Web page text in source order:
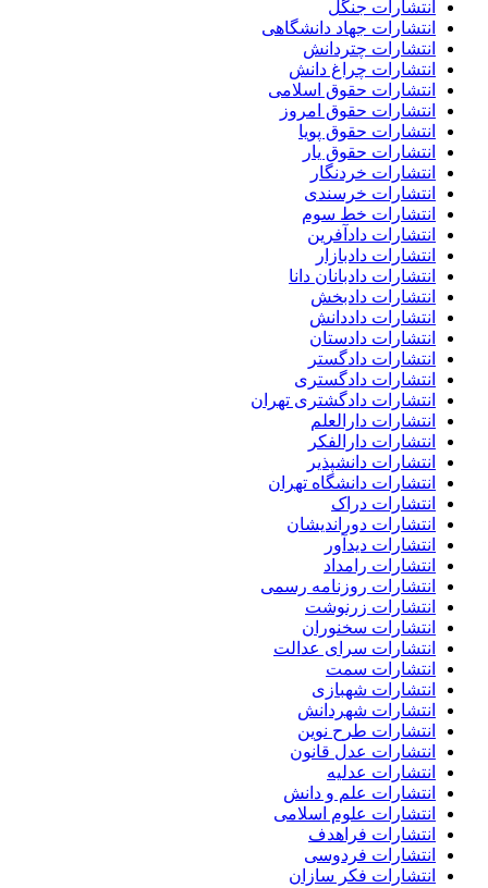
انتشارات جنگل
انتشارات جهاد دانشگاهی
انتشارات چتردانش
انتشارات چراغ دانش
انتشارات حقوق اسلامی
انتشارات حقوق امروز
انتشارات حقوق پویا
انتشارات حقوق یار
انتشارات خردنگار
انتشارات خرسندی
انتشارات خط سوم
انتشارات دادآفرین
انتشارات دادبازار
انتشارات دادبانان دانا
انتشارات دادبخش
انتشارات داددانش
انتشارات دادستان
انتشارات دادگستر
انتشارات دادگستری
انتشارات دادگشتری تهران
انتشارات دارالعلم
انتشارات دارالفکر
انتشارات دانشپذیر
انتشارات دانشگاه تهران
انتشارات دراک
انتشارات دوراندیشان
انتشارات دیدآور
انتشارات رامداد
انتشارات روزنامه رسمی
انتشارات زرنوشت
انتشارات سخنوران
انتشارات سرای عدالت
انتشارات سمت
انتشارات شهبازی
انتشارات شهردانش
انتشارات طرح نوین
انتشارات عدل قانون
انتشارات عدلیه
انتشارات علم و دانش
انتشارات علوم اسلامی
انتشارات فراهدف
انتشارات فردوسی
انتشارات فکر سازان